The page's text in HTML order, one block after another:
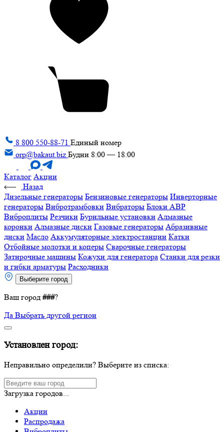
8 800 550-88-71 Единый номер
orp@bakaut.biz Будни 8:00 — 18:00
Каталог Акции
Назад
Дизельные генераторы Бензиновые генераторы Инверторные
генераторы Вибротрамбовки Вибраторы Блоки АВР
Виброплиты Резчики Бурильные установки Алмазные
коронки Алмазные диски Газовые генераторы Абразивные
диски Масло Аккумуляторные электростанции Катки
Отбойные молотки и коперы Сварочные генераторы
Затирочные машины Кожухи для генератора Станки для резки
и гибки арматуры Расходники
Выберите город
Ваш город ###?
Да Выбрать другой регион
Установлен город:
Неправильно определили? Выберите из списка:
Загрузка городов...
Акции
Распродажа